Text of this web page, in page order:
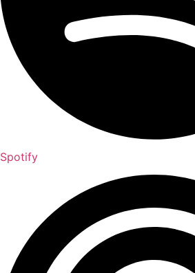
Spotify